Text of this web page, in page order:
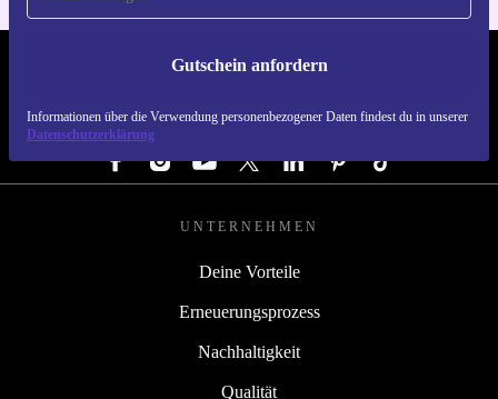
Gutschein anfordern
Informationen über die Verwendung personenbezogener Daten findest du in unserer
Datenschutzerklärung
REFURBED DEUTSCHLAND - RETHINK NEW.
FOLGE UNS
UNTERNEHMEN
Deine Vorteile
Erneuerungsprozess
Nachhaltigkeit
Qualität